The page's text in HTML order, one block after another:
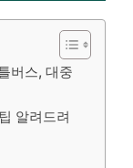
버스, 대중
알려드려